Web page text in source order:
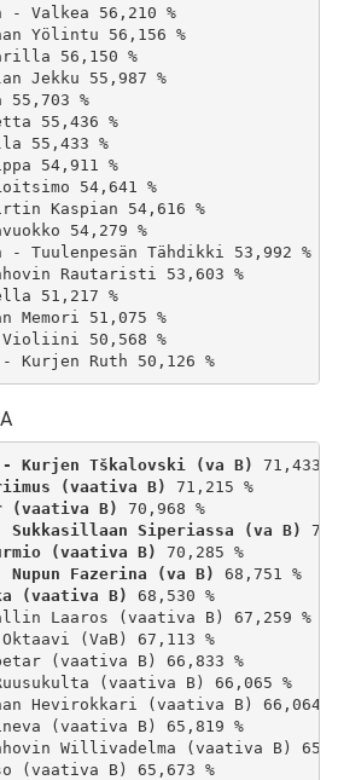
Valkea 56,210 %
Yölintu 56,156 %
56,150 %
Jekku 55,987 %
%
55,436 %
55,433 %
54,911 %
54,641 %
Kaspian 54,616 %
54,279 %
Tuulenpesän Tähdikki 53,992 %
Rautaristi 53,603 %
51,217 %
51,075 %
50,568 %
66. Aino Kurkinen - Kurjen Ruth 50,126 %
Kurjen Tškalovski (va B)
(vaativa B)
71,215 %
B)
70,968 %
Siperiassa (va B)
(vaativa B)
70,285 %
Fazerina (va B)
68,751 %
(vaativa B) 68,530 %
Laaros (vaativa B) 67,259 %
(VaB) 67,113 %
(vaativa B) 66,833 %
(vaativa B) 66,065 %
Hevirokkari (vaativa B) 66,064
(vaativa B) 65,819 %
Willivadelma (vaativa B)
(vaativa B) 65,673 %